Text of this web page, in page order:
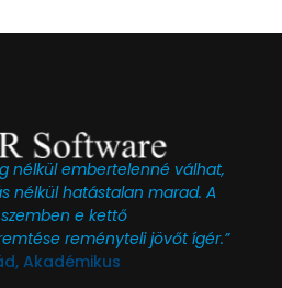
nélkül embertelenné válhat,
nélkül hatástalan marad. A
e kettő
reményteli jövőt ígér.”
Akadémikus